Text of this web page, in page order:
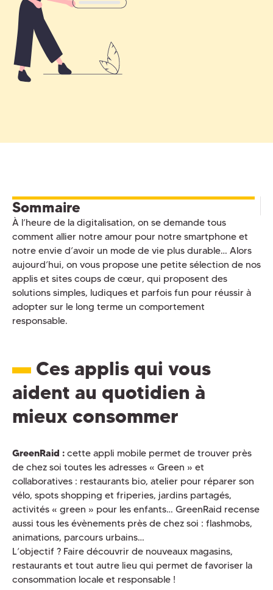
Sommaire
À l’heure de la digitalisation, on se demande tous
comment allier notre amour pour notre smartphone et
notre envie d’avoir un mode de vie plus durable… Alors
aujourd’hui, on vous propose une petite sélection de nos
applis et sites coups de cœur, qui proposent des
solutions simples, ludiques et parfois fun pour réussir à
adopter sur le long terme un comportement
responsable.
Ces applis qui vous
aident au quotidien à
mieux consommer
GreenRaid : cette appli mobile permet de trouver près
de chez soi toutes les adresses « Green » et
collaboratives : restaurants bio, atelier pour réparer son
vélo, spots shopping et friperies, jardins partagés,
activités « green » pour les enfants… GreenRaid recense
aussi tous les évènements près de chez soi : flashmobs,
animations, parcours urbains…
L’objectif ? Faire découvrir de nouveaux magasins,
restaurants et tout autre lieu qui permet de favoriser la
consommation locale et responsable !